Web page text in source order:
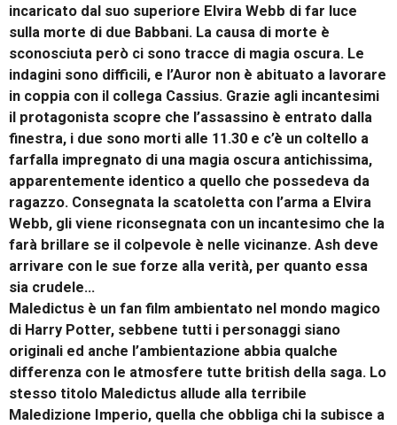
incaricato dal suo superiore Elvira Webb di far luce
sulla morte di due Babbani. La causa di morte è
sconosciuta però ci sono tracce di magia oscura. Le
indagini sono difficili, e l’Auror non è abituato a lavorare
in coppia con il collega Cassius. Grazie agli incantesimi
il protagonista scopre che l’assassino è entrato dalla
finestra, i due sono morti alle 11.30 e c’è un coltello a
farfalla impregnato di una magia oscura antichissima,
apparentemente identico a quello che possedeva da
ragazzo. Consegnata la scatoletta con l’arma a Elvira
Webb, gli viene riconsegnata con un incantesimo che la
farà brillare se il colpevole è nelle vicinanze. Ash deve
arrivare con le sue forze alla verità, per quanto essa
sia crudele…
Maledictus è un fan film ambientato nel mondo magico
di Harry Potter, sebbene tutti i personaggi siano
originali ed anche l’ambientazione abbia qualche
differenza con le atmosfere tutte british della saga. Lo
stesso titolo Maledictus allude alla terribile
Maledizione Imperio, quella che obbliga chi la subisce a